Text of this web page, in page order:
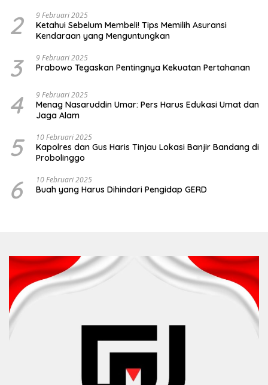
2 9 Februari 2025
Ketahui Sebelum Membeli! Tips Memilih Asuransi
Kendaraan yang Menguntungkan
3 9 Februari 2025
Prabowo Tegaskan Pentingnya Kekuatan Pertahanan
4 9 Februari 2025
Menag Nasaruddin Umar: Pers Harus Edukasi Umat dan
Jaga Alam
5 10 Februari 2025
Kapolres dan Gus Haris Tinjau Lokasi Banjir Bandang di
Probolinggo
6 10 Februari 2025
Buah yang Harus Dihindari Pengidap GERD